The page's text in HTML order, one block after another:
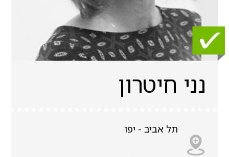
נני חיטרון
תל אביב - יפו